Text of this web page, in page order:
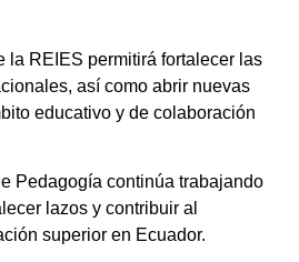
la REIES permitirá fortalecer las
así como abrir nuevas
educativo y de colaboración
Pedagogía continúa trabajando
lazos y contribuir al
superior en Ecuador.